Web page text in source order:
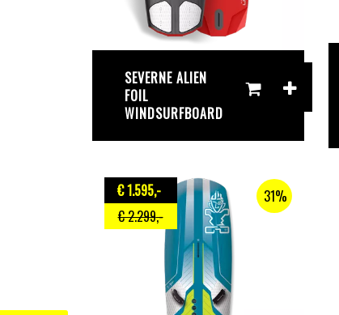
SEVERNE ALIEN
FOIL
WINDSURFBOARD
€ 1.595,-
€ 2.299,-
31%